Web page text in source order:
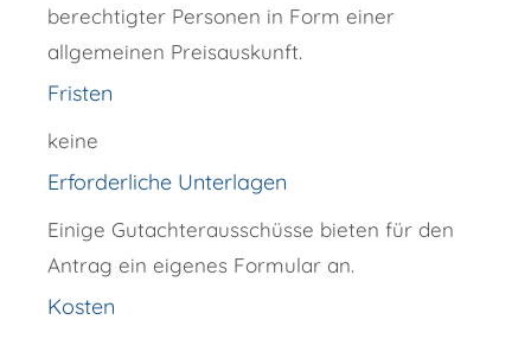
berechtigter Personen in Form einer
allgemeinen Preisauskunft.
Fristen
keine
Erforderliche Unterlagen
Einige Gutachterausschüsse bieten für den
Antrag ein eigenes Formular an.
Kosten